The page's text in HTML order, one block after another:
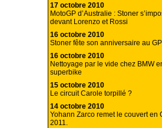
17 octobre 2010
MotoGP d’Australie : Stoner
devant Lorenzo et Rossi
16 octobre 2010
Stoner fête son anniversaire au
16 octobre 2010
Nettoyage par le vide chez BMW
superbike
15 octobre 2010
Le circuit Carole torpillé ?
14 octobre 2010
Yohann Zarco remet le couvert en
2011.